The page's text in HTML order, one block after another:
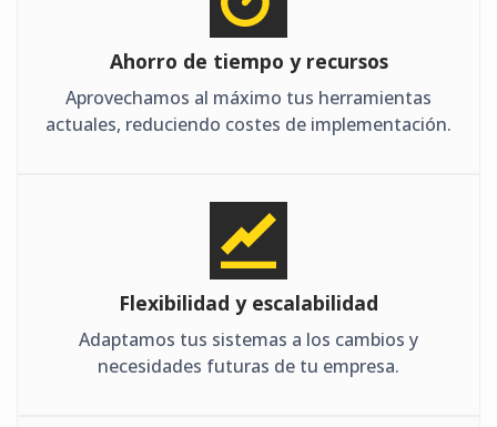
Ahorro de tiempo y recursos
Aprovechamos al máximo tus herramientas
actuales, reduciendo costes de implementación.
Flexibilidad y escalabilidad
Adaptamos tus sistemas a los cambios y
necesidades futuras de tu empresa.